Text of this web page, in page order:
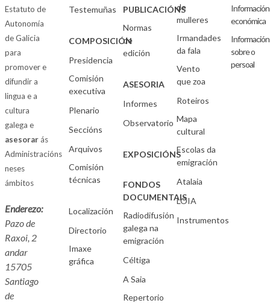
Estatuto de
Autonomía
de Galicia
para
promover e
difundir a
lingua e a
cultura
galega e
asesorarás
Administracións
neses
ámbitos
Enderezo:
Pazo de
Raxoi, 2
andar
15705
Santiago
de
Testemuñas
COMPOSICIÓN
Presidencia
Comisión
executiva
Plenario
Seccións
Arquivos
Comisión
técnicas
Localización
Directorio
Imaxe
gráfica
PUBLICACIÓNS
Normas
de
edición
ASESORIA
Informes
Observatorio
EXPOSICIÓNS
FONDOS
DOCUMENTAIS
Radiodifusión
galega na
emigración
Céltiga
A Saia
Repertorio
de
mulleres
Irmandades
da fala
Vento
que zoa
Roteiros
Mapa
cultural
Escolas da
emigración
Atalaia
LOIA
Instrumentos
Información
económica
Información
sobre o
persoal